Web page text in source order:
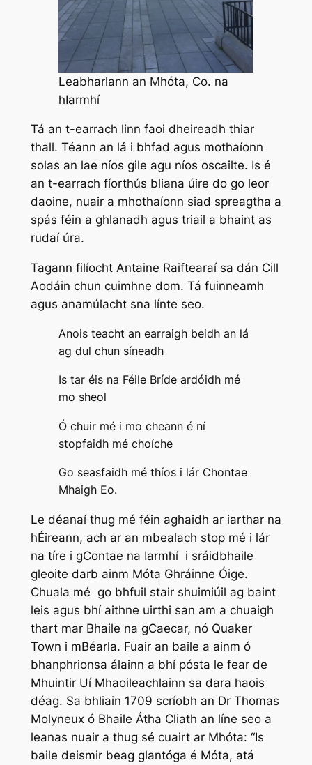
Leabharlann an Mhóta, Co. na
hIarmhí
Tá an t-earrach linn faoi dheireadh thiar
thall. Téann an lá i bhfad agus mothaíonn
solas an lae níos gile agu níos oscailte. Is é
an t-earrach fíorthús bliana úire do go leor
daoine, nuair a mhothaíonn siad spreagtha a
spás féin a ghlanadh agus triail a bhaint as
rudaí úra.
Tagann filíocht Antaine Raiftearaí sa dán Cill
Aodáin chun cuimhne dom. Tá fuinneamh
agus anamúlacht sna línte seo.
Anois teacht an earraigh beidh an lá
ag dul chun síneadh
Is tar éis na Féile Bríde ardóidh mé
mo sheol
Ó chuir mé i mo cheann é ní
stopfaidh mé choíche
Go seasfaidh mé thíos i lár Chontae
Mhaigh Eo.
Le déanaí thug mé féin aghaidh ar iarthar na
hÉireann, ach ar an mbealach stop mé i lár
na tíre i gContae na Iarmhí i sráidbhaile
gleoite darb ainm Móta Ghráinne Óige.
Chuala mé go bhfuil stair shuimiúil ag baint
leis agus bhí aithne uirthi san am a chuaigh
thart mar Bhaile na gCaecar, nó Quaker
Town i mBéarla. Fuair an baile a ainm ó
bhanphrionsa álainn a bhí pósta le fear de
Mhuintir Uí Mhaoileachlainn sa dara haois
déag. Sa bhliain 1709 scríobh an Dr Thomas
Molyneux ó Bhaile Átha Cliath an líne seo a
leanas nuair a thug sé cuairt ar Mhóta: “Is
baile deismir beag glantóga é Móta, atá